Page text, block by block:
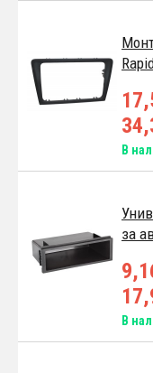
В
за
В